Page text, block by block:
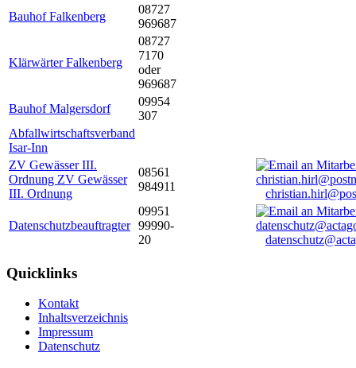
Bauhof Falkenberg
08727
969687
Klärwärter Falkenberg
08727
7170
oder
969687
Bauhof Malgersdorf
09954
307
Abfallwirtschaftsverband
Isar-Inn
ZV Gewässer III.
Ordnung ZV Gewässer
III. Ordnung
08561
984911
Datenschutzbeauftragter
09951
99990-
20
Quicklinks
Kontakt
Inhaltsverzeichnis
Impressum
Datenschutz